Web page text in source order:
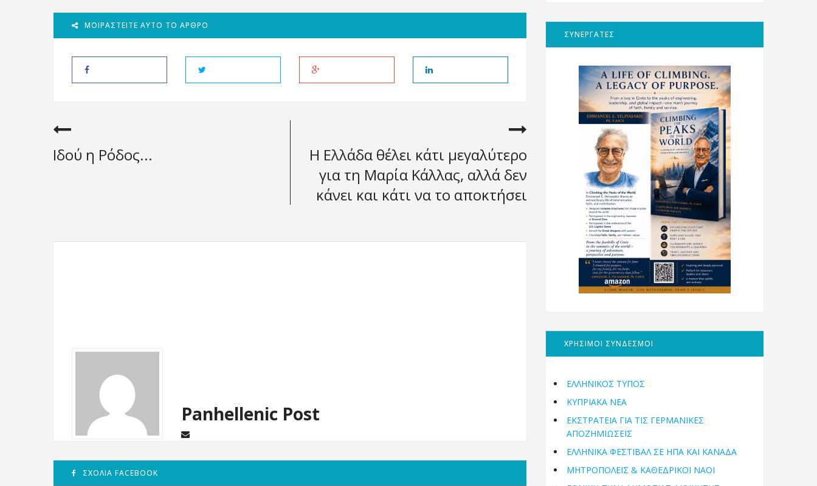
ΜΟΙΡΑΣΤΕΊΤΕ ΑΥΤΌ ΤΟ ΆΡΘΡΟ
Ιδού η Ρόδος...
Η Ελλάδα θέλει κάτι μεγαλύτερο
για τη Μαρία Κάλλας, αλλά δεν
κάνει και κάτι να το αποκτήσει
Panhellenic Post
ΣΧΌΛΙΑ FACEBOOK
ΣΥΝΕΡΓΑΤΕΣ
ΧΡΗΣΙΜΟΙ ΣΥΝΔΕΣΜΟΙ
ΕΛΛΗΝΙΚΟΣ ΤΥΠΟΣ
ΚΥΠΡΙΑΚΑ ΝΕΑ
ΕΚΣΤΡΑΤΕΙΑ ΓΙΑ ΤΙΣ ΓΕΡΜΑΝΙΚΕΣ
ΑΠΟΖΗΜΙΩΣΕΙΣ
ΕΛΛΗΝΙΚΆ ΦΕΣΤΙΒΆΛ ΣΕ ΗΠΑ ΚΑΙ ΚΑΝΑΔΑ
ΜΗΤΡΟΠΌΛΕΙΣ & ΚΑΘΕΔΡΙΚΟΊ ΝΑΟΊ